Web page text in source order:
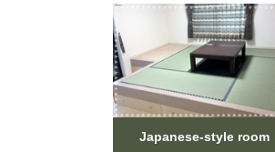
Japanese-style room